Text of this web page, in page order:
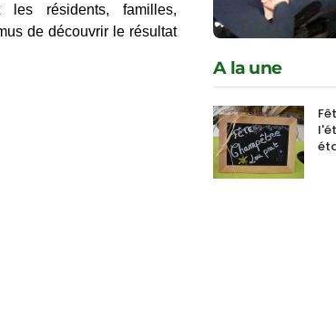
résidents, familles,
de découvrir le résultat
A la une